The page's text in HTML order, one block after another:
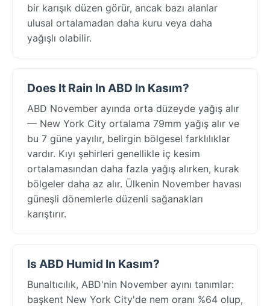
bir karışık düzen görür, ancak bazı alanlar
ulusal ortalamadan daha kuru veya daha
yağışlı olabilir.
Does It Rain In ABD In Kasım?
ABD November ayında orta düzeyde yağış alır
— New York City ortalama 79mm yağış alır ve
bu 7 güne yayılır, belirgin bölgesel farklılıklar
vardır. Kıyı şehirleri genellikle iç kesim
ortalamasından daha fazla yağış alırken, kurak
bölgeler daha az alır. Ülkenin November havası
güneşli dönemlerle düzenli sağanakları
karıştırır.
Is ABD Humid In Kasım?
Bunaltıcılık, ABD'nin November ayını tanımlar:
başkent New York City'de nem oranı %64 olup,